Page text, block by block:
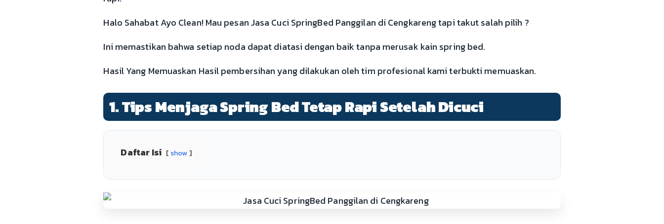
Halo Sahabat Ayo Clean! Mau pesan Jasa Cuci SpringBed Panggilan di Cengkareng tapi takut salah pilih ?
Ini memastikan bahwa setiap noda dapat diatasi dengan baik tanpa merusak kain spring bed.
Hasil Yang Memuaskan Hasil pembersihan yang dilakukan oleh tim profesional kami terbukti memuaskan.
1. Tips Menjaga Spring Bed Tetap Rapi Setelah Dicuci
Daftar Isi show